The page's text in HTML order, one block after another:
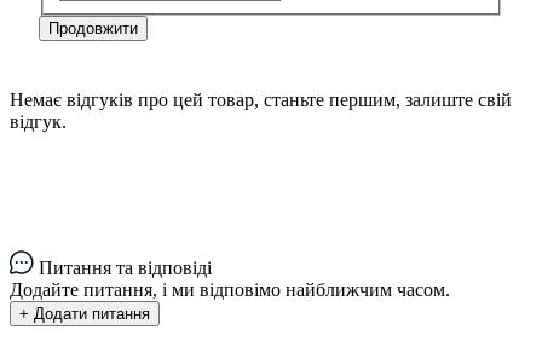
Продовжити
Немає відгуків про цей товар, станьте першим, залиште свій
відгук.
Питання та відповіді
Додайте питання, і ми відповімо найближчим часом.
+ Додати питання